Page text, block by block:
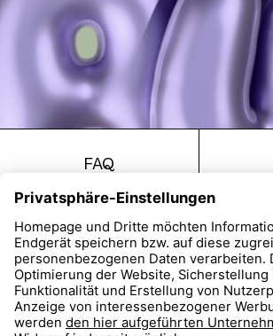
FAQ
Return
Imprint
Accessibility